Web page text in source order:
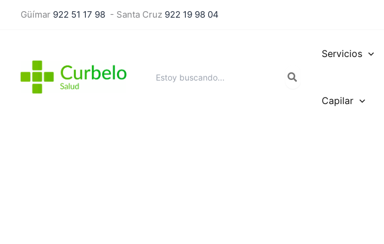
Güímar 922 51 17 98 - Santa Cruz 922 19 98 04
por:
Servicios
Capilar